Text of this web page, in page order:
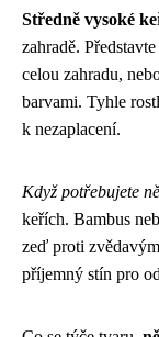
Středně vysoké
zahradě.
celou zahradu,
barvami. Tyhle
k nezaplacení.
Když potřebujete
keřích. Bambus
zeď proti
příjemný stín pro